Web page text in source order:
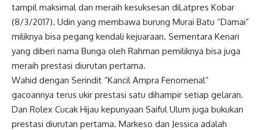
tampil maksimal dan meraih kesuksesan diLatpres Kobar
(8/3/2017). Udin yang membawa burung Murai Batu “Damai”
miliknya bisa pegang kendali kejuaraan. Sementara Kenari
yang diberi nama Bunga oleh Rahman pemiliknya bisa juga
meraih prestasi diurutan pertama.
Wahid dengan Serindit “Kancil Ampra Fenomenal”
gacoannya terus ukir prestasi satu dihampir setiap gelaran.
Dan Rolex Cucak Hijau kepunyaan Saiful Ulum juga bukukan
prestasi diurutan pertama. Markeso dan Jessica adalah